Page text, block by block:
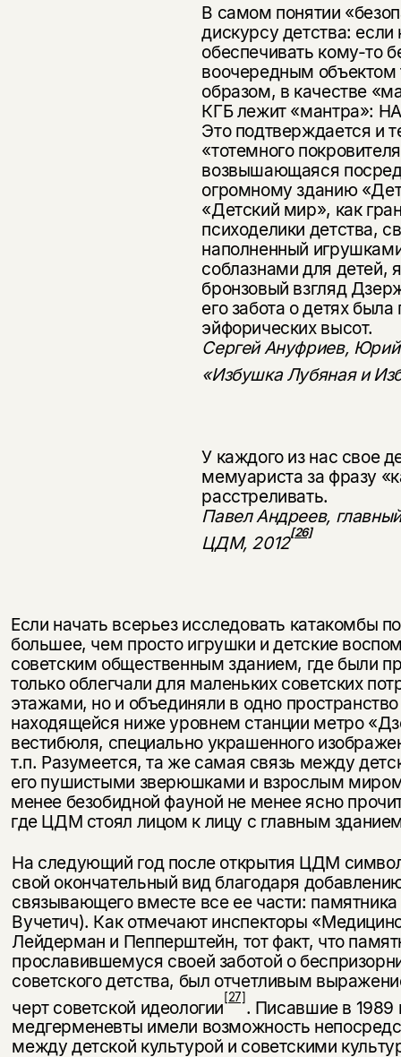
В самом понятии
дискурсу детства:
обеспечивать кому-то
воочередным объектом
образом, в качестве
КГБ лежит «мантра»:
Это подтверждается и
«тотемного
возвышающаяся
огром­ному зданию
«Детский мир», как
психоделики детства,
напол­ненный
соблазнами для детей,
бронзовый взгляд
его забота о детях
эйфорических высот.
Сергей Ануфриев,
«Избушка Лубяная и
У каждого из нас свое
мемуариста за фразу
расстреливать.
Павел Андреев,
ЦДМ, 2012[26]
Если начать всерьез исследовать катакомбы
большее, чем просто игрушки и детские
советским общественным зданием, где были
только облегчали для маленьких советских
этажами, но и объединяли в одно
находящейся ниже уровнем станции метро
вестибюля, специально украшенного
т.п. Разумеется, та же самая связь между
его пушистыми зверюшками и взрослым миром
менее безобидной фауной не менее ясно
где ЦДМ стоял лицом к лицу с главным
На следующий год после открытия ЦДМ
свой окончательный вид благодаря
связывающего вместе все ее части:
Вучетич). Как отмечают инспекторы
Лейдерман и Пепперштейн, тот факт, что
прославившемуся своей заботой о
советского детства, был отчетливым
черт советской идеологии[27]. Писавшие в 1989
медгерменевты имели возможность
между детской культурой и советскими